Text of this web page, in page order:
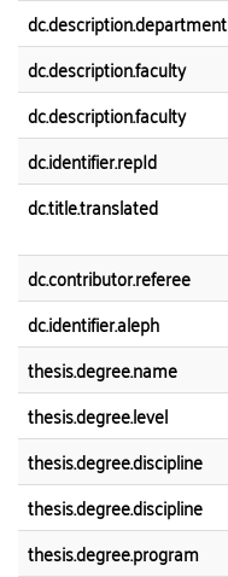
dc.description.department
dc.description.faculty
dc.description.faculty
dc.identifier.repId
dc.title.translated
dc.contributor.referee
dc.identifier.aleph
thesis.degree.name
thesis.degree.level
thesis.degree.discipline
thesis.degree.discipline
thesis.degree.program